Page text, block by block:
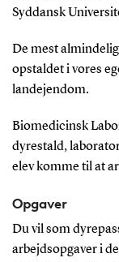
Syddansk
De mest
opstaldet i vores
landejendom.
Biomedicinsk
dyrestald,
elev komme til at
Opgaver
Du vil som
arbejdsopgaver i